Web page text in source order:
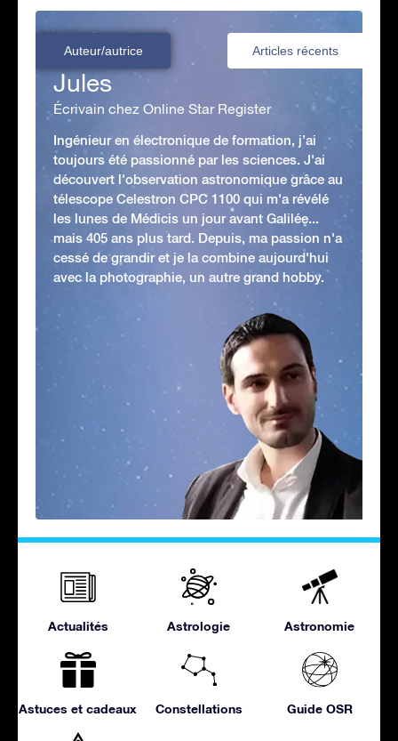
Auteur/autrice Articles récents
Jules
Écrivain chez Online Star Register
Ingénieur en électronique de formation, j’ai
toujours été passionné par les sciences. J'ai
découvert l'observation astronomique grâce au
télescope Celestron CPC 1100 qui m'a révélé
les lunes de Médicis un jour avant Galilée...
mais 405 ans plus tard. Depuis, ma passion n'a
cessé de grandir et je la combine aujourd'hui
avec la photographie, un autre grand hobby.
Actualités Astrologie Astronomie
Astuces et cadeaux Constellations Guide OSR